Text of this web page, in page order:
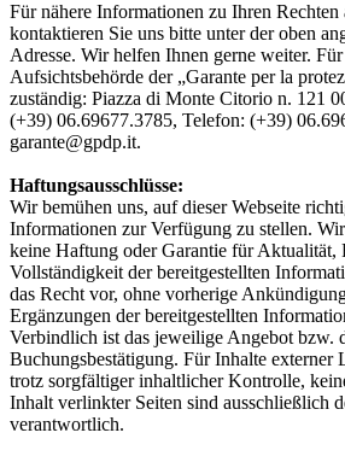
Für nähere Informationen zu Ihren Rechten
kontaktieren Sie uns bitte unter der oben
Adresse. Wir helfen Ihnen gerne weiter.
Aufsichtsbehörde der „Garante per la
zuständig: Piazza di Monte Citorio n. 121
(+39) 06.69677.3785, Telefon: (+39)
garante@gpdp.it.
Haftungsausschlüsse:
Wir bemühen uns, auf dieser Webseite
Informationen zur Verfügung zu stellen.
keine Haftung oder Garantie für Aktualität,
Vollständigkeit der bereitgestellten
das Recht vor, ohne vorherige
Ergänzungen der bereitgestellten
Verbindlich ist das jeweilige Angebot bzw.
Buchungsbestätigung. Für Inhalte externer
trotz sorgfältiger inhaltlicher Kontrolle,
Inhalt verlinkter Seiten sind ausschließlich
verantwortlich.